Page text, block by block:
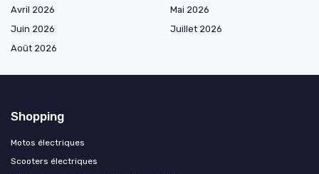
Avril 2026
Mai 2026
Juin 2026
Juillet 2026
Août 2026
Shopping
Motos électriques
Scooters électriques